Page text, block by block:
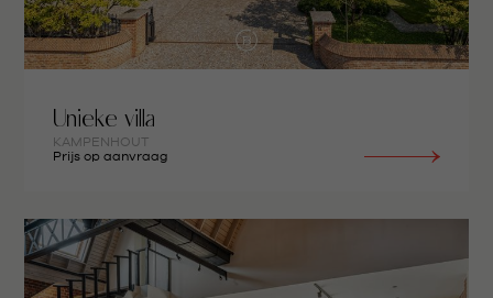
Unieke villa
KAMPENHOUT
Prijs op aanvraag